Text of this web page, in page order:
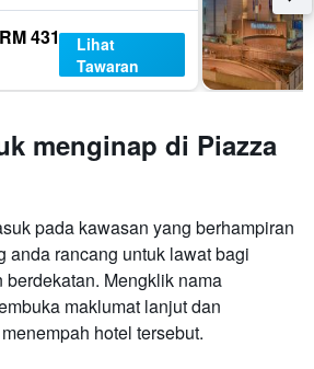
RM 431
Lihat
Tawaran
menginap di Piazza
pada kawasan yang berhampiran
anda rancang untuk lawat bagi
Mengklik nama
maklumat lanjut dan
hotel tersebut.